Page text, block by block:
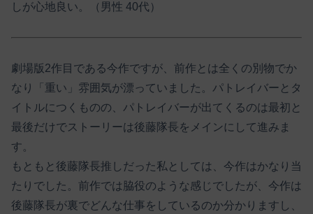
しが心地良い。（男性 40代）
劇場版2作目である今作ですが、前作とは全くの別物でか
なり「重い」雰囲気が漂っていました。パトレイバーとタ
イトルにつくものの、パトレイバーが出てくるのは最初と
最後だけでストーリーは後藤隊長をメインにして進みま
す。
もともと後藤隊長推しだった私としては、今作はかなり当
たりでした。前作では脇役のような感じでしたが、今作は
後藤隊長が裏でどんな仕事をしているのか分かりますし、